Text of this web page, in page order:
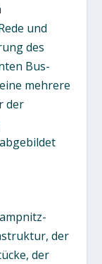
und
des
Bus-
mehrere
der
der
der